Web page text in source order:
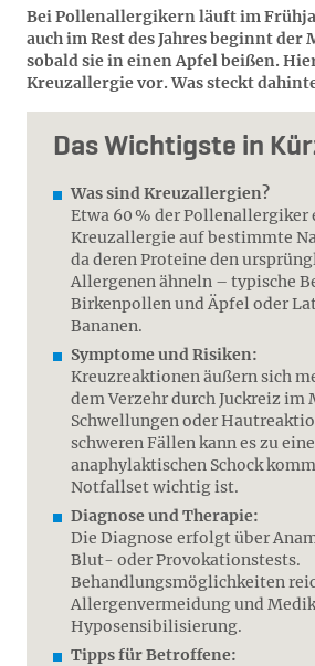
Bei Pollenallergikern läuft im
auch im Rest des Jahres beginnt
sobald sie in einen Apfel beißen.
Kreuzallergie vor. Was steckt
Das Wichtigste in
Was sind Kreuzallergien?
Etwa 60 % der Pollenallergiker
Kreuzallergie auf bestimmte
da deren Proteine den
Allergenen ähneln – typische
Birkenpollen und Äpfel oder
Bananen.
Symptome und Risiken:
Kreuzreaktionen äußern sich
dem Verzehr durch Juckreiz im
Schwellungen oder
schweren Fällen kann es zu
anaphylaktischen Schock
Notfallset wichtig ist.
Diagnose und Therapie:
Die Diagnose erfolgt über
Blut- oder Provokationstests.
Behandlungsmöglichkeiten
Allergenvermeidung und
Hyposensibilisierung.
Tipps für Betroffene: